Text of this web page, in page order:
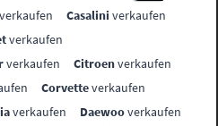
verkaufen Casalini verkaufen
verkaufen
verkaufen Citroenverkaufen
Corvetteverkaufen
verkaufen Daewooverkaufen